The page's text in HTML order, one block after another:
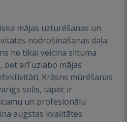
mājas uzturēšanas un
nodrošināšanas daļa.
ne tikai veicina siltuma
bet arī uzlabo mājas
Krāsns mūrēšanas
solis, tāpēc ir
un profesionālu
augstas kvalitātes